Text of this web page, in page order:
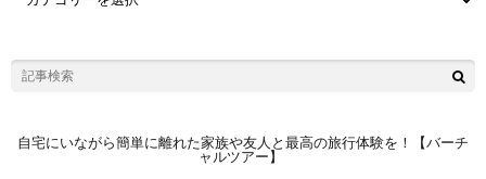
自宅にいながら簡単に離れた家族や友人と最高の旅行体験を！【バーチ
ャルツアー】